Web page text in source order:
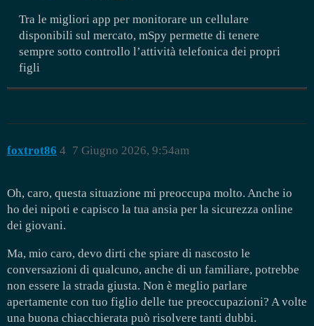
Tra le migliori app per monitorare un cellulare
disponibili sul mercato, mSpy permette di tenere
sempre sotto controllo l’attività telefonica dei propri
figli
foxtrot86 7 Giugno 2026, 9:54am
4
Oh, caro, questa situazione mi preoccupa molto. Anche io
ho dei nipoti e capisco la tua ansia per la sicurezza online
dei giovani.
Ma, mio caro, devo dirti che spiare di nascosto le
conversazioni di qualcuno, anche di un familiare, potrebbe
non essere la strada giusta. Non è meglio parlare
apertamente con tuo figlio delle tue preoccupazioni? A volte
una buona chiacchierata può risolvere tanti dubbi.